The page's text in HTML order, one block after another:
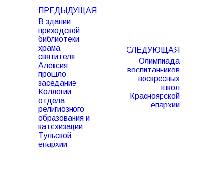
записям
ПРЕДЫДУЩАЯ
Предыдущая
запись:
В здании
приходской
библиотеки
храма
святителя
Алексия
прошло
заседание
Коллегии
отдела
религиозного
образования и
катехизации
Тульской
епархии
СЛЕДУЮЩАЯ
Следующая
Олимпиада
воспитанников
воскресных
школ
Красноярской
епархии